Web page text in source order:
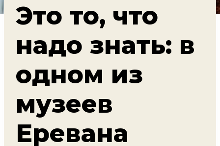
Это то, что
надо знать: в
одном из
музеев
Еревана